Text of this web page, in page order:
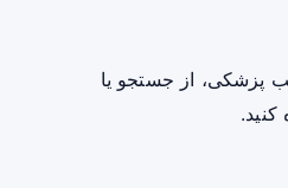
پزشکی، از جستجو یا